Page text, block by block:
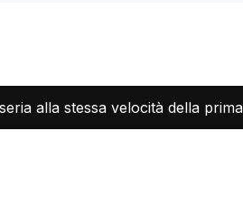
alla stessa velocità della